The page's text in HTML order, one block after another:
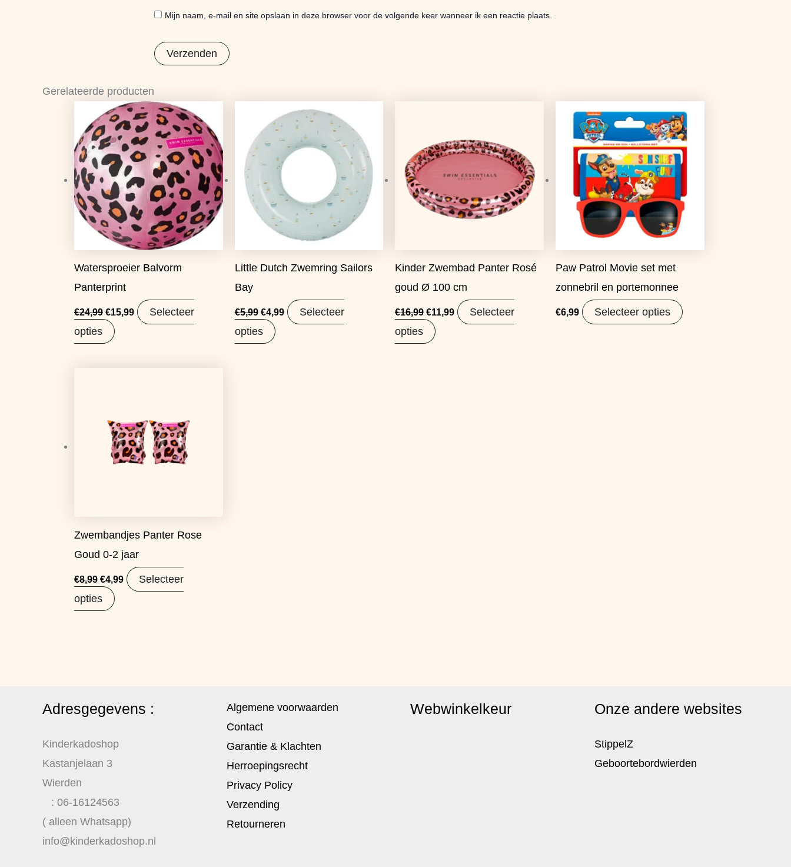
Mijn naam, e-mail en site opslaan in deze browser voor de volgende keer wanneer ik een reactie plaats.
Gerelateerde producten
Watersproeier Balvorm
Panterprint
€24,99
Oorspronkelijke
prijs
was:
€24,99.
€15,99
Huidige
prijs
is:
€15,99.
Selecteer
opties
Little Dutch Zwemring Sailors
Bay
€5,99
Oorspronkelijke
prijs
was:
€5,99.
€4,99
Huidige
prijs
€4,99.
Selecteer
opties
Kinder Zwembad Panter Rosé
goud Ø 100 cm
€16,99
€16,99.
€11,99
€11,99.
Selecteer
opties
Paw Patrol Movie set met
zonnebril en portemonnee
€6,99 Selecteer opties
Zwembandjes Panter Rose
Goud 0-2 jaar
€8,99 €4,99
Selecteer
opties
Adresgegevens :
Kinderkadoshop
Kastanjelaan 3
Wierden
: 06-16124563
( alleen Whatsapp)
info@kinderkadoshop.nl
Algemene voorwaarden
Contact
Garantie & Klachten
Herroepingsrecht
Privacy Policy
Verzending
Retourneren
Webwinkelkeur Onze andere websites
StippelZ
Geboortebordwierden